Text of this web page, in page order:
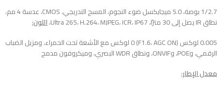
1/2.7 بوصة، 5.0 ميجابكسل ضوء النجوم، المسح التدريجي، CMOS، عدسة 4 مم،
نطاق IR يصل إلى 30 مترًا، Ultra 265، H.264، MJPEG، ICR، IP67،
اللون:
0.005 لوكس (F1.6، AGC ON) 0 لوكس مع الأشعة تحت الحمراء، ومزيل الضباب
الرقمي، وPOE، وONVIF، ونطاق WDR البصري، وميكروفون مدمج
معدل الإطار: